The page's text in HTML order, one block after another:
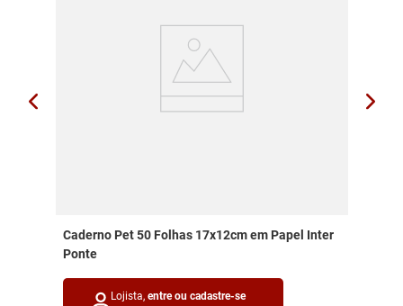
Caderno Pet 50 Folhas 17x12cm em Papel Inter
Ponte
Lojista, entre ou cadastre-se